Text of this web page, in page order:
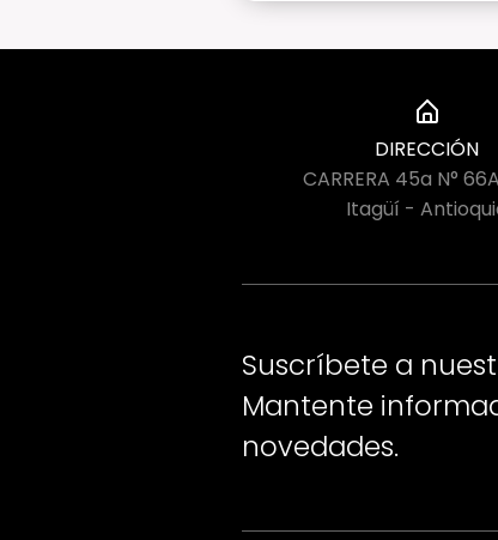
DIRECCIÓN
CARRERA 45a N°
Itagüí -
Suscríbete a
Mantente
novedades.